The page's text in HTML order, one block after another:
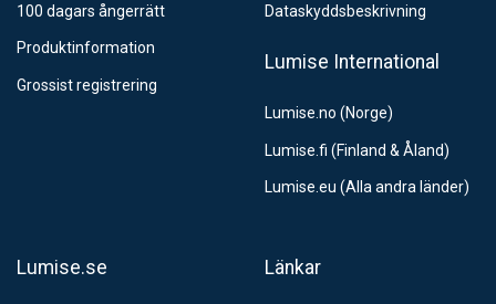
100 dagars ångerrätt
Produktinformation
Grossist registrering
Dataskyddsbeskrivning
Lumise International
Lumise.no (Norge)
Lumise.fi (Finland & Åland)
Lumise.eu (Alla andra länder)
Lumise.se Länkar